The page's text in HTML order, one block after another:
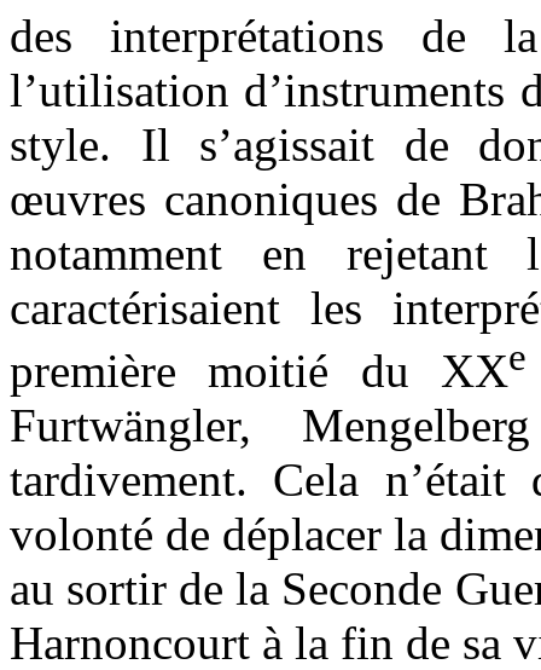
des interprétations de
l’utilisation d’instruments
style. Il s’agissait de
œuvres canoniques de
notamment en
caractérisaient les
première moitié du XXe
Furtwängler,
tardivement. Cela n’était
volonté de déplacer la
au sortir de la Seconde
Harnoncourt à la fin de sa